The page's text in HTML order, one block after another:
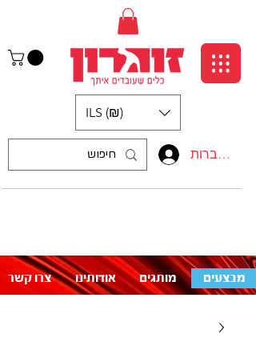
צרו קשר אודותינו מותגים מבצעים
התחברות
ILS (₪)